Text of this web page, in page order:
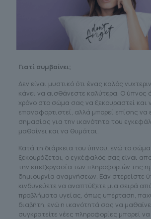
Γιατί συμβαίνει;
Δεν είναι μυστικό ότι ένας καλός
κάνει να αισθάνεστε καλύτερα. Ο ύπνος
χρόνο στο σώμα σας να ξεκουραστεί και
επαναφορτιστεί, αλλά μπορεί επίσης να
σημασίας για την ικανότητα του
μαθαίνει και να θυμάται.
Κατά τη διάρκεια του ύπνου, ενώ το
ξεκουράζεται, ο εγκέφαλός σας είναι
την επεξεργασία των πληροφοριών της
δημιουργία αναμνήσεων. Εάν στερείστε
κινδυνεύετε να αναπτύξετε μια σειρά
προβλήματα υγείας, όπως υπέρταση,
διαβήτη, ενώ η ικανότητά σας να
συγκρατείτε νέες πληροφορίες μπορεί να